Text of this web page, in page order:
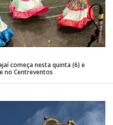
integram o programa. A
orientação e acompanhamento
de contrapartida desenvolvidas
e organizações da sociedade
começa nesta quinta (6) e
no Centreventos